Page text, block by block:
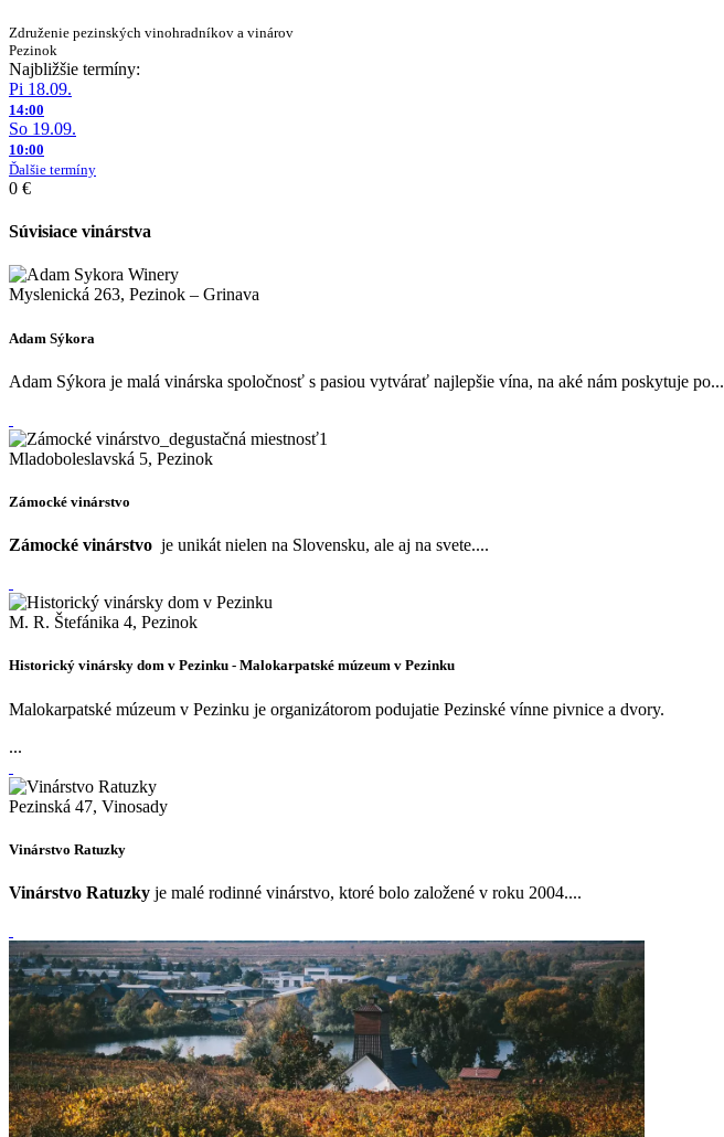
Združenie pezinských vinohradníkov a vinárov
Pezinok
Najbližšie termíny:
Pi 18.09.
14:00
So 19.09.
10:00
Ďalšie termíny
0 €
Súvisiace vinárstva
Myslenická 263, Pezinok – Grinava
Adam Sýkora
Adam Sýkora je malá vinárska spoločnosť s pasiou vytvárať najlepšie vína, na aké nám poskytuje po...
Mladoboleslavská 5, Pezinok
Zámocké vinárstvo
Zámocké vinárstvo je unikát nielen na Slovensku, ale aj na svete....
M. R. Štefánika 4, Pezinok
Historický vinársky dom v Pezinku - Malokarpatské múzeum v Pezinku
Malokarpatské múzeum v Pezinku je organizátorom podujatie Pezinské vínne pivnice a dvory.
...
Pezinská 47, Vinosady
Vinárstvo Ratuzky
Vinárstvo Ratuzky je malé rodinné vinárstvo, ktoré bolo založené v roku 2004....